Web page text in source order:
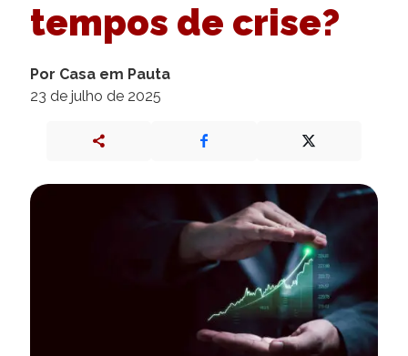
tempos de crise?
Por Casa em Pauta
23 de julho de 2025